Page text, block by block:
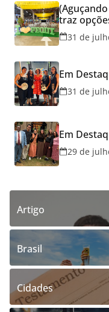
traz
gratuitas
Goiânia
31 de
Em
31 de
Em
29 de
Artigo
Brasil
Cidades